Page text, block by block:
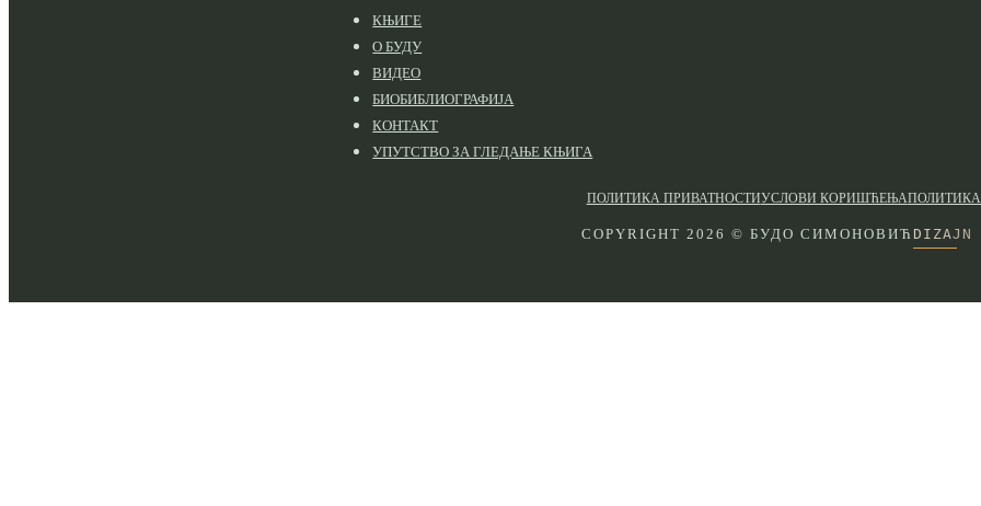
КЊИГЕ
О БУДУ
ВИДЕО
БИОБИБЛИОГРАФИЈА
КОНТАКТ
УПУТСТВО ЗА ГЛЕДАЊЕ КЊИГА
ПОЛИТИКА ПРИВАТНОСТИУСЛОВИ КОРИШЋЕЊА
COPYRIGHT 2026 © БУДО СИМОНОВИЋ DIZAJN